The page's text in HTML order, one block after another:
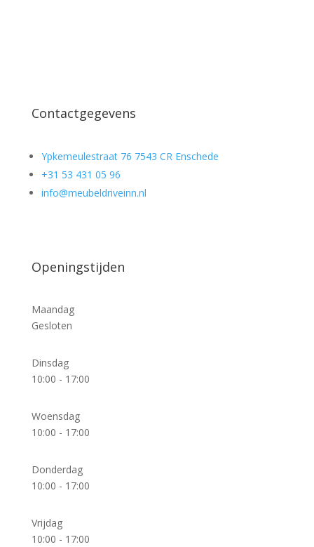
Contactgegevens
Ypkemeulestraat 76 7543 CR Enschede
+31 53 431 05 96
info@meubeldriveinn.nl
Openingstijden
Maandag
Gesloten
Dinsdag
10:00 - 17:00
Woensdag
10:00 - 17:00
Donderdag
10:00 - 17:00
Vrijdag
10:00 - 17:00